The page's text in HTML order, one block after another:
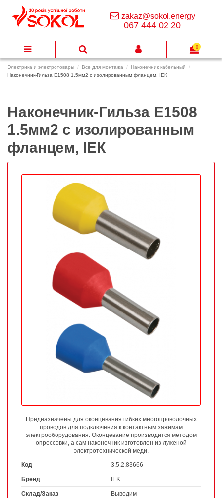
Электрика и электротовары Все для монтажа
Наконечник кабельный
Наконечник-Гильза Е1508 1.5мм2 с изолированным фланцем, ІЕК
Наконечник-Гильза Е1508
1.5мм2 с изолированным
фланцем, ІЕК
Предназначены для оконцевания гибких многопроволочных
проводов для подключения к контактным зажимам
электрооборудования. Оконцевание производится методом
опрессовки, а сам наконечник изготовлен из луженой
электротехнической меди.
Код
3.5.2.83666
Бренд IEK
Склад/Заказ Выводим
zakaz@sokol.energy
067 444 02 20
0